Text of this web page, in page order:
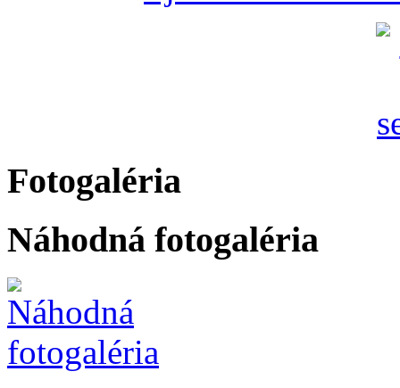
Fotogaléria
Náhodná fotogaléria